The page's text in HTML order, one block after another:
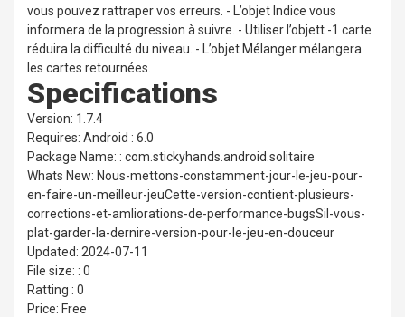
vous pouvez rattraper vos erreurs. - L’objet Indice vous
informera de la progression à suivre. - Utiliser l’objett -1 carte
réduira la difficulté du niveau. - L’objet Mélanger mélangera
les cartes retournées.
Specifications
Version: 1.7.4
Requires: Android : 6.0
Package Name: : com.stickyhands.android.solitaire
Whats New: Nous-mettons-constamment-jour-le-jeu-pour-
en-faire-un-meilleur-jeuCette-version-contient-plusieurs-
corrections-et-amliorations-de-performance-bugsSil-vous-
plat-garder-la-dernire-version-pour-le-jeu-en-douceur
Updated: 2024-07-11
File size: : 0
Ratting : 0
Price: Free